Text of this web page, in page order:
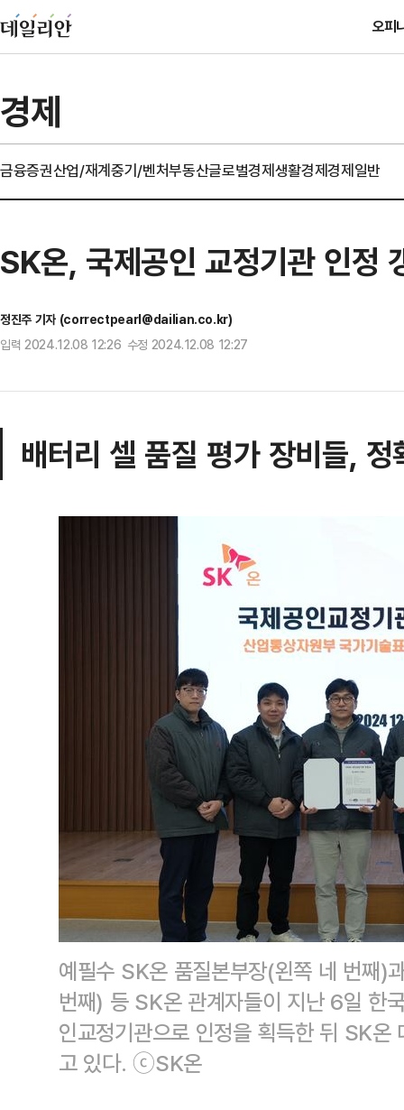
오피
경제
금융증권산업/재계중기/벤처부동산글로벌경제생활경제경제일반
SK온, 국제공인 교정기관 인정
정진주 기자 (correctpearl@dailian.co.kr)
입력 2024.12.08 12:26 수정 2024.12.08 12:27
배터리 셀 품질 평가 장비들,
예필수 SK온 품질본부장(왼쪽 네 번째)
번째) 등 SK온 관계자들이 지난 6일 한
인교정기관으로 인정을 획득한 뒤 SK온
고 있다. ⓒSK온